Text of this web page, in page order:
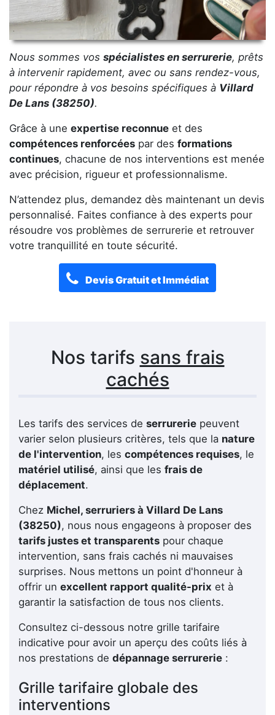
Nous sommes vos spécialistes en serrurerie, prêts
à intervenir rapidement, avec ou sans rendez-vous,
pour répondre à vos besoins spécifiques à Villard
De Lans (38250).
Grâce à une expertise reconnue et des
compétences renforcées par des formations
continues, chacune de nos interventions est menée
avec précision, rigueur et professionnalisme.
N’attendez plus, demandez dès maintenant un devis
personnalisé. Faites confiance à des experts pour
résoudre vos problèmes de serrurerie et retrouver
votre tranquillité en toute sécurité.
Devis Gratuit et Immédiat
Nos tarifs sans frais
cachés
Les tarifs des services de serrurerie peuvent
varier selon plusieurs critères, tels que la nature
de l'intervention, les compétences requises, le
matériel utilisé, ainsi que les frais de
déplacement.
Chez Michel, serruriers à Villard De Lans
(38250), nous nous engageons à proposer des
tarifs justes et transparents pour chaque
intervention, sans frais cachés ni mauvaises
surprises. Nous mettons un point d'honneur à
offrir un excellent rapport qualité-prix et à
garantir la satisfaction de tous nos clients.
Consultez ci-dessous notre grille tarifaire
indicative pour avoir un aperçu des coûts liés à
nos prestations de dépannage serrurerie :
Grille tarifaire globale des
interventions